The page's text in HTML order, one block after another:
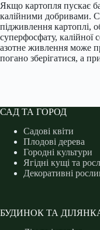
Якщо картопля пускає
калійними добривами.
підживлення картоплі,
суперфосфату, калійної
азотне живлення може
погано зберігатися, а
САД ТА ГОРОД
Садові квіти
Плодові дерева
Городні культури
Ягідні кущі та
Декоративні
БУДИНОК ТА